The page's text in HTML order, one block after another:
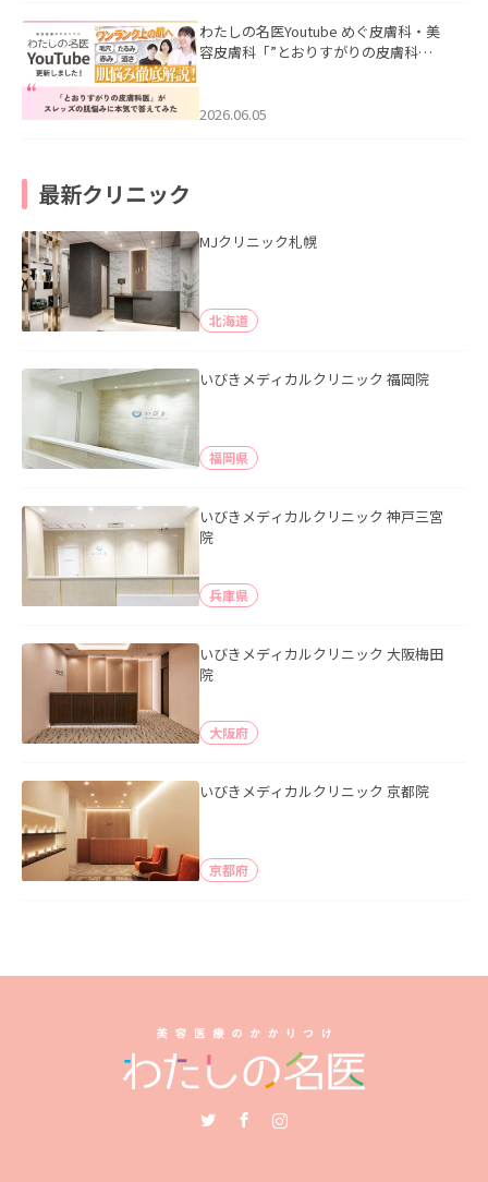
わたしの名医Youtube めぐ皮膚科・美
容皮膚科「”とおりすがりの皮膚科
2026.06.05
最新クリニック
MJクリニック札幌
北海道
いびきメディカルクリニック 福岡院
福岡県
いびきメディカルクリニック 神戸三宮
院
兵庫県
いびきメディカルクリニック 大阪梅田
院
大阪府
いびきメディカルクリニック 京都院
京都府